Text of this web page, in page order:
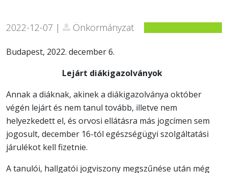
2022-12-07 | Önkormányzat
Budapest, 2022. december 6.
Lejárt diákigazolványok
Annak a diáknak, akinek a diákigazolványa október
végén lejárt és nem tanul tovább, illetve nem
helyezkedett el, és orvosi ellátásra más jogcímen sem
jogosult, december 16-tól egészségügyi szolgáltatási
járulékot kell fizetnie.
A tanulói, hallgatói jogviszony megszűnése után még